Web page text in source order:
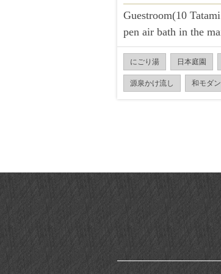
Guestroom(10
pen air bath in the
にごり湯 日本庭園
源泉かけ流し 和モダン